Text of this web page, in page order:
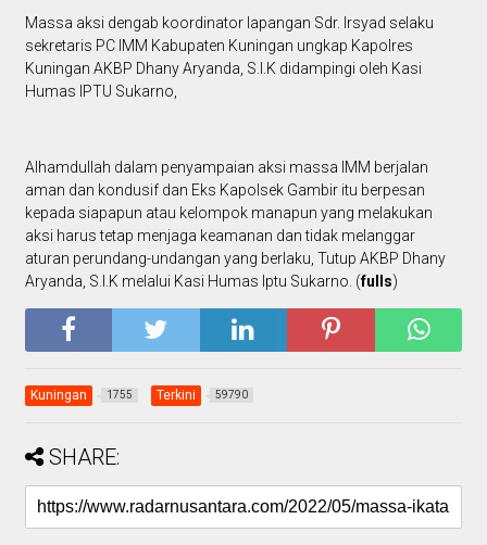
Massa aksi dengab koordinator lapangan Sdr. Irsyad selaku
sekretaris PC IMM Kabupaten Kuningan ungkap Kapolres
Kuningan AKBP Dhany Aryanda, S.I.K didampingi oleh Kasi
Humas IPTU Sukarno,
Alhamdullah dalam penyampaian aksi massa IMM berjalan
aman dan kondusif dan Eks Kapolsek Gambir itu berpesan
kepada siapapun atau kelompok manapun yang melakukan
aksi harus tetap menjaga keamanan dan tidak melanggar
aturan perundang-undangan yang berlaku, Tutup AKBP Dhany
Aryanda, S.I.K melalui Kasi Humas Iptu Sukarno. (fulls)
Kuningan 1755 Terkini 59790
SHARE: